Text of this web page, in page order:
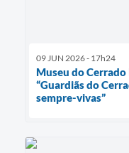
09 JUN 2026 - 17h24
Museu do
“Guardiãs do
sempre-vivas”